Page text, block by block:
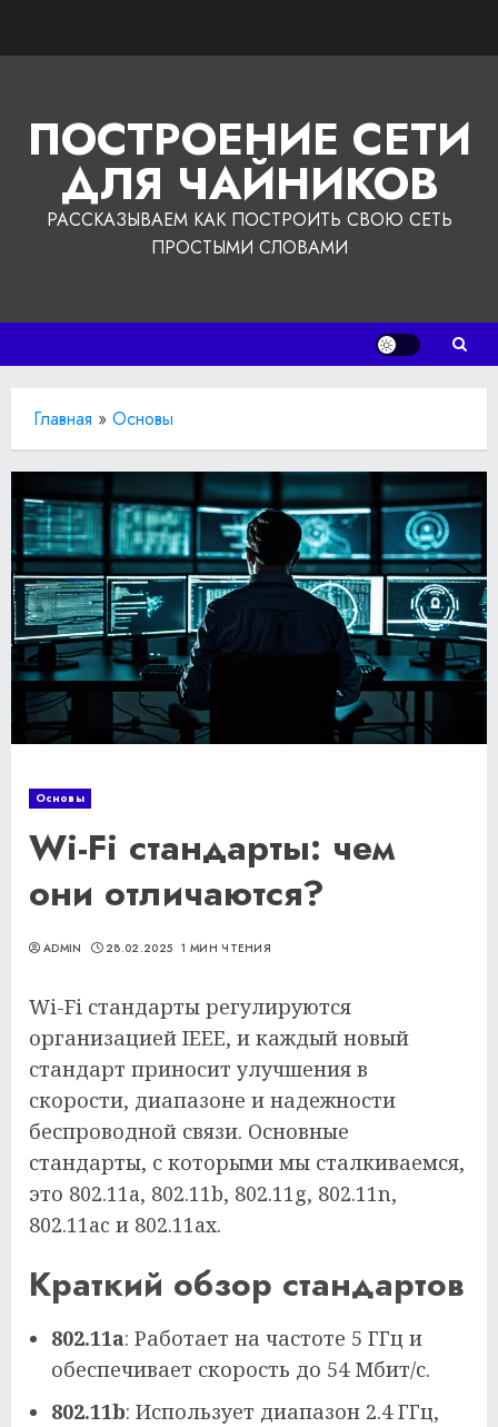
ПОСТРОЕНИЕ СЕТИ
ДЛЯ ЧАЙНИКОВ
РАССКАЗЫВАЕМ КАК ПОСТРОИТЬ СВОЮ СЕТЬ
ПРОСТЫМИ СЛОВАМИ
Главная » Основы
Основы
Wi-Fi стандарты: чем
они отличаются?
ADMIN 28.02.2025 1 МИН ЧТЕНИЯ
Wi-Fi стандарты регулируются
организацией IEEE, и каждый новый
стандарт приносит улучшения в
скорости, диапазоне и надежности
беспроводной связи. Основные
стандарты, с которыми мы сталкиваемся,
это 802.11a, 802.11b, 802.11g, 802.11n,
802.11ac и 802.11ax.
Краткий обзор стандартов
802.11a: Работает на частоте 5 ГГц и
обеспечивает скорость до 54 Мбит/с.
802.11b: Использует диапазон 2.4 ГГц,